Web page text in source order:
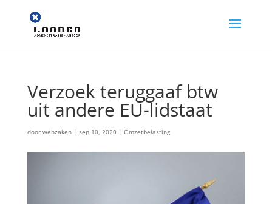
Verzoek teruggaaf btw
uit andere EU-lidstaat
door webzaken| sep 10, 2020| Omzetbelasting